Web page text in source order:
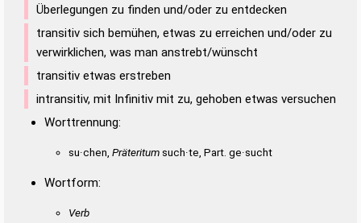
Überlegungen zu finden und/oder zu entdecken
transitiv sich bemühen, etwas zu erreichen und/oder zu
verwirklichen, was man anstrebt/wünscht
transitiv etwas erstreben
intransitiv, mit Infinitiv mit zu, gehoben etwas versuchen
Worttrennung:
su·chen, Präteritum such·te, Part. ge·sucht
Wortform:
Verb